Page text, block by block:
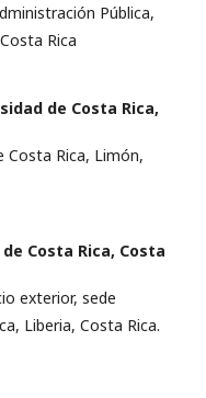
Pública,
Rica
de Costa Rica,
Costa Rica, Limón,
Costa Rica, Costa
exterior, sede
Liberia, Costa Rica.